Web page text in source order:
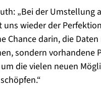
„Bei der Umstellung
uns wieder der
Chance darin, die
sondern vorhandene
die vielen neuen